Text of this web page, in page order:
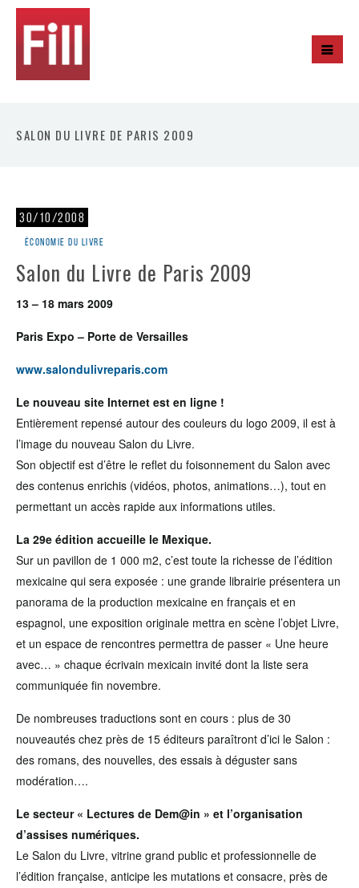
SALON DU LIVRE DE PARIS 2009
30/10/2008
Économie du livre
Salon du Livre de Paris 2009
13 – 18 mars 2009
Paris Expo – Porte de Versailles
www.salondulivreparis.com
Le nouveau site Internet est en ligne !
Entièrement repensé autour des couleurs du logo 2009, il est à
l’image du nouveau Salon du Livre.
Son objectif est d’être le reflet du foisonnement du Salon avec
des contenus enrichis (vidéos, photos, animations…), tout en
permettant un accès rapide aux informations utiles.
La 29e édition accueille le Mexique.
Sur un pavillon de 1 000 m2, c’est toute la richesse de l’édition
mexicaine qui sera exposée : une grande librairie présentera un
panorama de la production mexicaine en français et en
espagnol, une exposition originale mettra en scène l’objet Livre,
et un espace de rencontres permettra de passer « Une heure
avec… » chaque écrivain mexicain invité dont la liste sera
communiquée fin novembre.
De nombreuses traductions sont en cours : plus de 30
nouveautés chez près de 15 éditeurs paraîtront d’ici le Salon :
des romans, des nouvelles, des essais à déguster sans
modération….
Le secteur « Lectures de Dem@in » et l’organisation
d’assises numériques.
Le Salon du Livre, vitrine grand public et professionnelle de
l’édition française, anticipe les mutations et consacre, près de